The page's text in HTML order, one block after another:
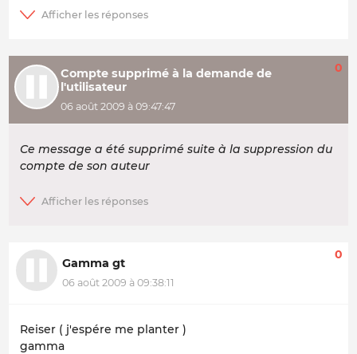
Compte supprimé à la demande de
l'utilisateur
06 août 2009 à 09:47:47
0
Ce message a été supprimé suite à la suppression du
compte de son auteur
Gamma gt
06 août 2009 à 09:38:11
0
Reiser ( j'espére me planter )
gamma